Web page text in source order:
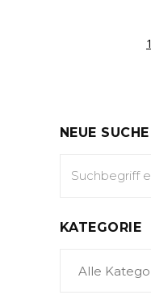
1
NEUE SUCHE
KATEGORIE